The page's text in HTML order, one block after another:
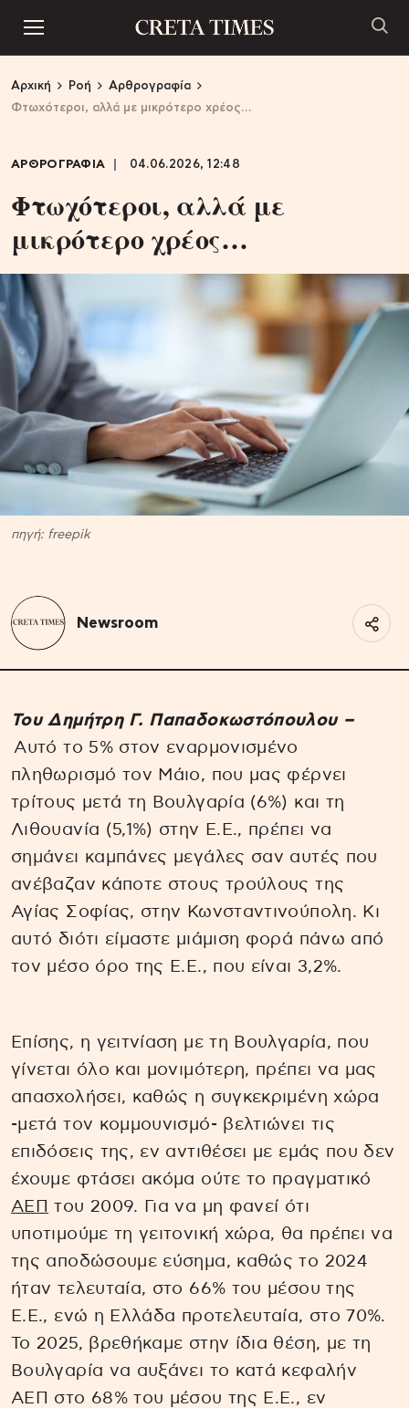
Αρχική Ροή
Αρθρογραφία
Φτωχότεροι, αλλά με μικρότερο χρέος…
ΑΡΘΡΟΓΡΑΦΙΑ 04.06.2026, 12:48
Φτωχότεροι, αλλά με
μικρότερο χρέος…
πηγή: freepik
Newsroom
Του Δημήτρη Γ. Παπαδοκωστόπουλου –
Αυτό το 5% στον εναρμονισμένο
πληθωρισμό τον Μάιο, που μας φέρνει
τρίτους μετά τη Βουλγαρία (6%) και τη
Λιθουανία (5,1%) στην Ε.Ε., πρέπει να
σημάνει καμπάνες μεγάλες σαν αυτές που
ανέβαζαν κάποτε στους τρούλους της
Αγίας Σοφίας, στην Κωνσταντινούπολη. Κι
αυτό διότι είμαστε μιάμιση φορά πάνω από
τον μέσο όρο της Ε.Ε., που είναι 3,2%.
Επίσης, η γειτνίαση με τη Βουλγαρία, που
γίνεται όλο και μονιμότερη, πρέπει να μας
απασχολήσει, καθώς η συγκεκριμένη χώρα
-μετά τον κομμουνισμό- βελτιώνει τις
επιδόσεις της, εν αντιθέσει με εμάς που δεν
έχουμε φτάσει ακόμα ούτε το πραγματικό
ΑΕΠ του 2009. Για να μη φανεί ότι
υποτιμούμε τη γειτονική χώρα, θα πρέπει να
της αποδώσουμε εύσημα, καθώς το 2024
ήταν τελευταία, στο 66% του μέσου της
Ε.Ε., ενώ η Ελλάδα προτελευταία, στο 70%.
Το 2025, βρεθήκαμε στην ίδια θέση, με τη
Βουλγαρία να αυξάνει το κατά κεφαλήν
ΑΕΠ στο 68% του μέσου της Ε.Ε., εν